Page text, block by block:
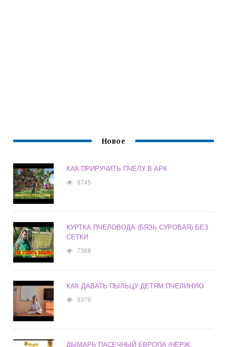
Новое
КАК ПРИРУЧИТЬ ПЧЕЛУ В АРК
8745
КУРТКА ПЧЕЛОВОДА (БЯЗЬ СУРОВАЯ) БЕЗ
СЕТКИ
7368
КАК ДАВАТЬ ПЫЛЬЦУ ДЕТЯМ ПЧЕЛИНУЮ
9376
ДЫМАРЬ ПАСЕЧНЫЙ ЕВРОПА (НЕРЖ.